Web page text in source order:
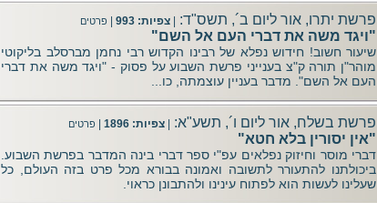
פרשת יתרו, אור ליום ב´, תשס"ד: | צפיות: 993 | פרטים
"ויגד משה את דברי העם אל השם"
שיעור חשוב! חידוש נפלא של רבינו הקדוש רבי נחמן מברסלב בליקוטי
מוהר"ן תורה ק"צ בענייני פרשת השבוע על פסוק - "ויגד משה את דברי
העם אל השם". מדבר בעניין עוצמתה, כו...
פרשת בשלח, אור ליום ו´, תשע"א: | צפיות: 1896 | פרטים
"אין יסורין בלא חטא"
דברי מוסר וחיזוק נפלאים עפ"י ספר דברי בינה המדבר בפרשת השבוע.
ביכולתנו להתעורר לתשובה ואמונה בבורא מכל פרט בזה העולם, כל
שעלינו לעשות הוא לפתוח עינינו ולהתבונן כראוי.